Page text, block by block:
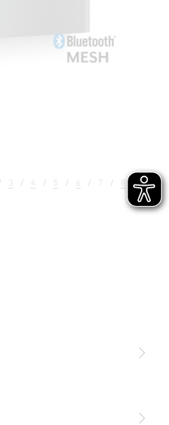
3 4 5 6 7 8 9